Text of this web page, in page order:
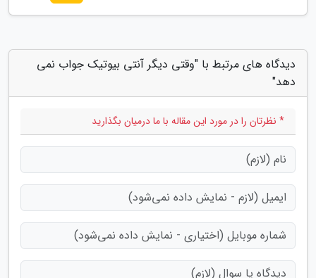
دیدگاه های مرتبط با "وقتی دیگر آنتی بیوتیک جواب نمی
دهد"
* نظرتان را در مورد این مقاله با ما درمیان بگذارید